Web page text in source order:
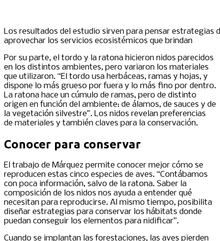
Los resultados del estudio sirven para pensar estrategias
aprovechar los servicios ecosistémicos que brindan
Por su parte, el tordo y la ratona hicieron nidos parecidos
en los distintos ambientes, pero variaron los materiales
que utilizaron. “El tordo usa herbáceas, ramas y hojas, y
dispone lo más grueso por fuera y lo más fino por dentro.
La ratona hace un cúmulo de ramas, pero de distinto
origen en función del ambiente: de álamos, de sauces y de
la vegetación silvestre”. Los nidos revelan preferencias
de materiales y también claves para la conservación.
Conocer para conservar
El trabajo de Márquez permite conocer mejor cómo se
reproducen estas cinco especies de aves. “Contábamos
con poca información, salvo de la ratona. Saber la
composición de los nidos nos ayuda a entender qué
necesitan para reproducirse. Al mismo tiempo, posibilita
diseñar estrategias para conservar los hábitats donde
puedan conseguir los elementos para nidificar”.
Cuando se implantan las forestaciones, las aves pierden